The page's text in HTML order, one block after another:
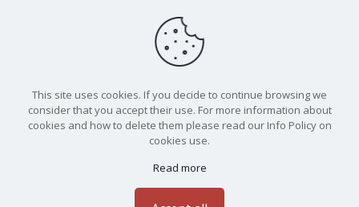
This site uses cookies. If you decide to continue browsing we
consider that you accept their use. For more information about
cookies and how to delete them please read our Info Policy on
cookies use.
Read more